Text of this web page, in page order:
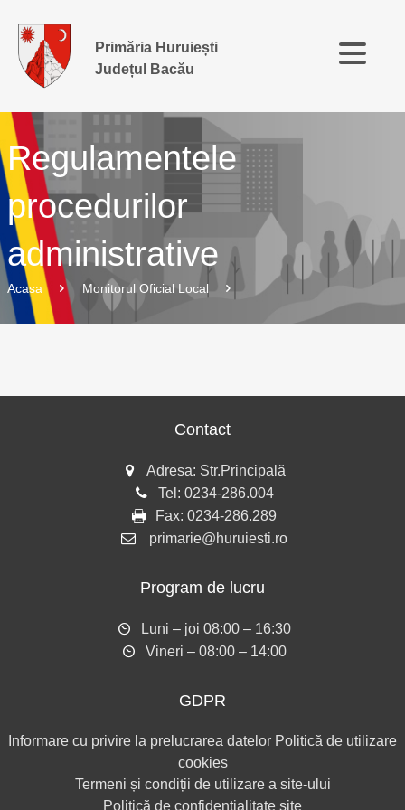
Primăria Huruiești
Județul Bacău
Regulamentele
procedurilor
administrative
Acasa Monitorul Oficial Local
Contact
Adresa: Str.Principală
Tel: 0234-286.004
Fax: 0234-286.289
primarie@huruiesti.ro
Program de lucru
Luni – joi 08:00 – 16:30
Vineri – 08:00 – 14:00
GDPR
Informare cu privire la prelucrarea datelor Politică de utilizare
cookies
Termeni și condiții de utilizare a site-ului
Politică de confidențialitate site